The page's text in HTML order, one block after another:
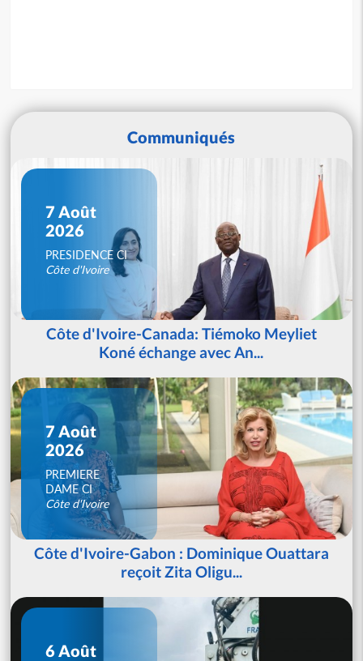
Communiqués
7 Août
2026
PRESIDENCE CI
Côte d'Ivoire
Côte d'Ivoire-Canada: Tiémoko Meyliet
Koné échange avec An...
7 Août
2026
PREMIERE
DAME CI
Côte d'Ivoire
Côte d'Ivoire-Gabon : Dominique Ouattara
reçoit Zita Oligu...
6 Août